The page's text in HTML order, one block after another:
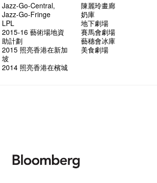
Jazz-Go-Central,
Jazz-Go-Fringe
LPL
2015-16 藝術場地資
助計劃
2015 照亮香港在新加
坡
2014 照亮香港在檳城
陳麗玲畫廊
奶庫
地下劇場
賽馬會劇場
藝穗會冰庫
美食劇場